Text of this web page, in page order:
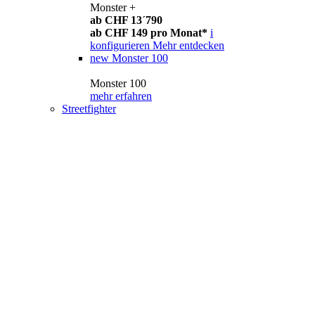
Monster +
ab CHF 13´790
ab CHF 149 pro Monat* i
konfigurieren Mehr entdecken
new Monster 100
Monster 100
mehr erfahren
Streetfighter